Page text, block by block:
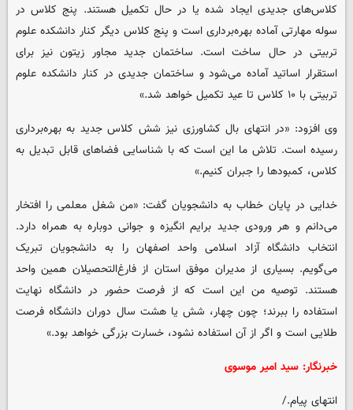
کلاس‌های جدیدی ایجاد شده یا در حال تکمیل هستند. پنج کلاس در
سوله مهارتی آماده بهره‌برداری است و پنج کلاس دیگر کنار دانشکده علوم
تربیتی در حال ساخت است. ساختمان جدید مجاور زیتون نیز برای
استقرار اساتید آماده می‌شود و ساختمان جدیدی در کنار دانشکده علوم
تربیتی با ۱۰ کلاس تا عید تکمیل خواهد شد.»
وی افزود: «در انتهای بال کشاورزی نیز شش کلاس جدید به بهره‌برداری
رسیده است. تلاش ما این است که با شناسایی فضاهای قابل تبدیل به
کلاس، کمبودها را جبران کنیم.»
خدایی در پایان خطاب به دانشجویان گفت: «من شغل معلمی را افتخار
می‌دانم و هر ورودی جدید برایم انگیزه و جوانی دوباره به همراه دارد.
انتخاب دانشگاه آزاد اسلامی واحد اصفهان را به دانشجویان تبریک
می‌گویم. بسیاری از مدیران موفق استان از فارغ‌التحصیلان همین واحد
هستند. توصیه من این است که از فرصت حضور در دانشگاه نهایت
استفاده را ببرند؛ چون چهار، شش یا هشت سال دوران دانشگاه فرصت
طلایی است و اگر از آن استفاده نشود، خسارت بزرگی خواهد بود.»
خبرنگار: سید امیر موسوی
انتهای پیام./